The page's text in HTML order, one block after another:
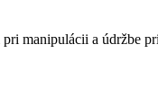
pri manipulácii a údržbe